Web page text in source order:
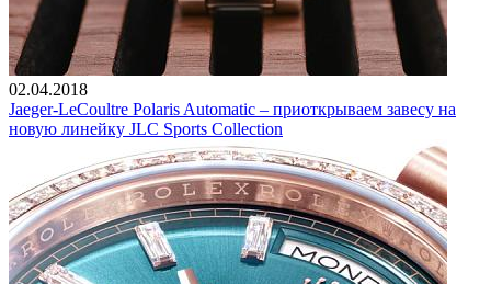
02.04.2018
Jaeger-LeCoultre Polaris Automatic – приоткрываем завесу на
новую линейку JLC Sports Collection